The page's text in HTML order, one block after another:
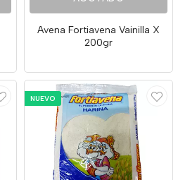
Avena Fortiavena Vainilla X
200gr
NUEVO